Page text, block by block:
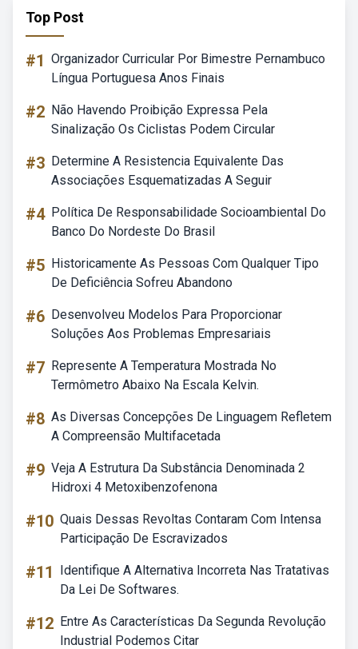
Top Post
#1 Organizador Curricular Por Bimestre Pernambuco
Língua Portuguesa Anos Finais
#2 Não Havendo Proibição Expressa Pela
Sinalização Os Ciclistas Podem Circular
#3 Determine A Resistencia Equivalente Das
Associações Esquematizadas A Seguir
#4 Política De Responsabilidade Socioambiental Do
Banco Do Nordeste Do Brasil
#5 Historicamente As Pessoas Com Qualquer Tipo
De Deficiência Sofreu Abandono
#6 Desenvolveu Modelos Para Proporcionar
Soluções Aos Problemas Empresariais
#7 Represente A Temperatura Mostrada No
Termômetro Abaixo Na Escala Kelvin.
#8 As Diversas Concepções De Linguagem Refletem
A Compreensão Multifacetada
#9 Veja A Estrutura Da Substância Denominada 2
Hidroxi 4 Metoxibenzofenona
#10 Quais Dessas Revoltas Contaram Com Intensa
Participação De Escravizados
#11
Identifique A Alternativa Incorreta Nas Tratativas
Da Lei De Softwares.
#12 Entre As Características Da Segunda Revolução
Industrial Podemos Citar